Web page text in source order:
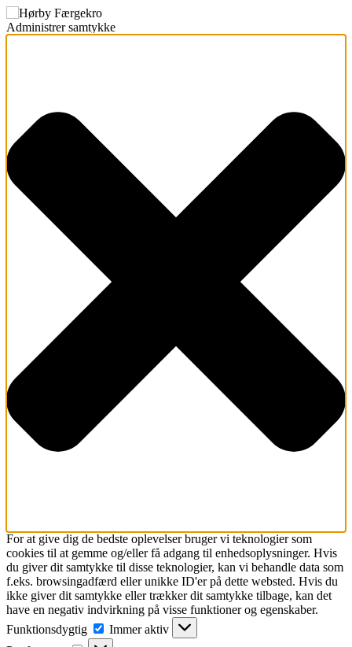
Administrer samtykke
For at give dig de bedste oplevelser bruger vi teknologier som
cookies til at gemme og/eller få adgang til enhedsoplysninger. Hvis
du giver dit samtykke til disse teknologier, kan vi behandle data som
f.eks. browsingadfærd eller unikke ID'er på dette websted. Hvis du
ikke giver dit samtykke eller trækker dit samtykke tilbage, kan det
have en negativ indvirkning på visse funktioner og egenskaber.
Funktionsdygtig
Funktionsdygtig
Immer aktiv